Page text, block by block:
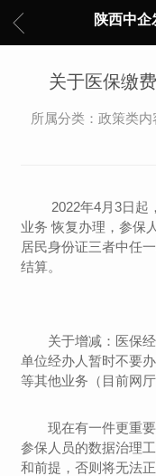
陕西中企
关于医保缴
所属分类：政策类
2022年4月3日起
业务 恢复办理，参保
居民身份证三者中任
结算。
关于增减：医保
单位经办人暂时不要
等其他业务（目前网
现在有一件更重
参保人员的数据治理
和前提，否则将无法